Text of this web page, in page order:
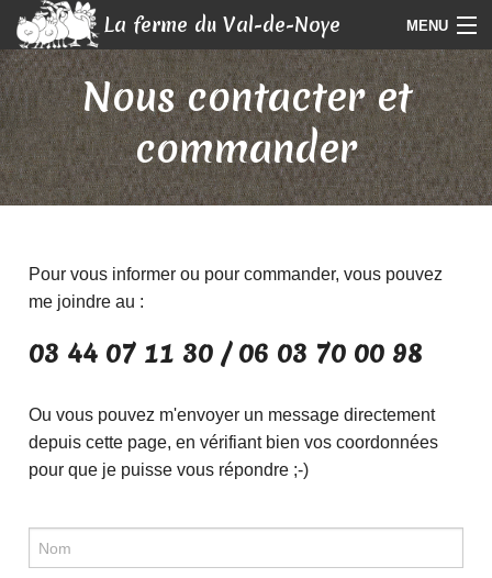
La ferme du Val-de-Noye MENU
Accueil
Nos volailles
Nos marchés
Vidéos
Nous contacter et
commander
Pour vous informer ou pour commander, vous pouvez
me joindre au :
03 44 07 11 30 / 06 03 70 00 98
Ou vous pouvez m'envoyer un message directement
depuis cette page, en vérifiant bien vos coordonnées
pour que je puisse vous répondre ;-)